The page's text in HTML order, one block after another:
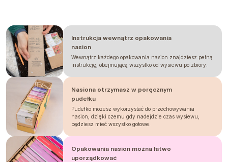
Instrukcja wewnątrz opakowania
nasion
Wewnątrz każdego opakowania nasion znajdziesz pełną
instrukcję, obejmującą wszystko od wysiewu po zbiory.
Nasiona otrzymasz w poręcznym
pudełku
Pudełko możesz wykorzystać do przechowywania
nasion, dzięki czemu gdy nadejdzie czas wysiewu,
będziesz mieć wszystko gotowe.
Opakowania nasion można łatwo
uporządkować